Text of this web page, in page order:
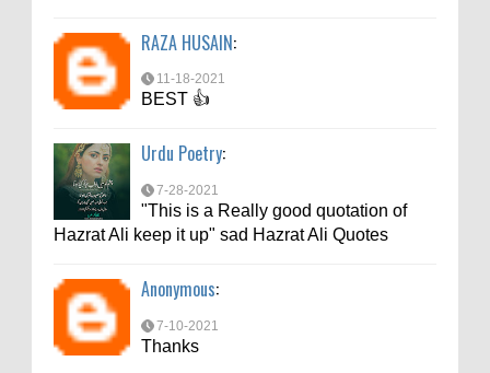
6-6-2021
bahut acche se bataya
RAZA HUSAIN:
11-18-2021
BEST 👍
Urdu Poetry:
7-28-2021
"This is a Really good quotation of
Hazrat Ali keep it up" sad Hazrat Ali Quotes
Anonymous:
7-10-2021
Thanks